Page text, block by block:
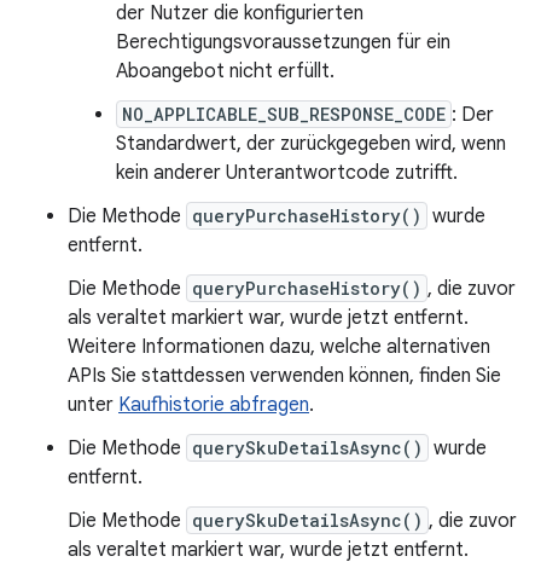
der Nutzer die konfigurierten
Berechtigungsvoraussetzungen für ein
Aboangebot nicht erfüllt.
NO_APPLICABLE_SUB_RESPONSE_CODE : Der
Standardwert, der zurückgegeben wird, wenn
kein anderer Unterantwortcode zutrifft.
Die Methode queryPurchaseHistory() wurde
entfernt.
Die Methode queryPurchaseHistory() , die zuvor
als veraltet markiert war, wurde jetzt entfernt.
Weitere Informationen dazu, welche alternativen
APIs Sie stattdessen verwenden können, finden Sie
unter Kaufhistorie abfragen.
Die Methode querySkuDetailsAsync() wurde
entfernt.
Die Methode querySkuDetailsAsync() , die zuvor
als veraltet markiert war, wurde jetzt entfernt.